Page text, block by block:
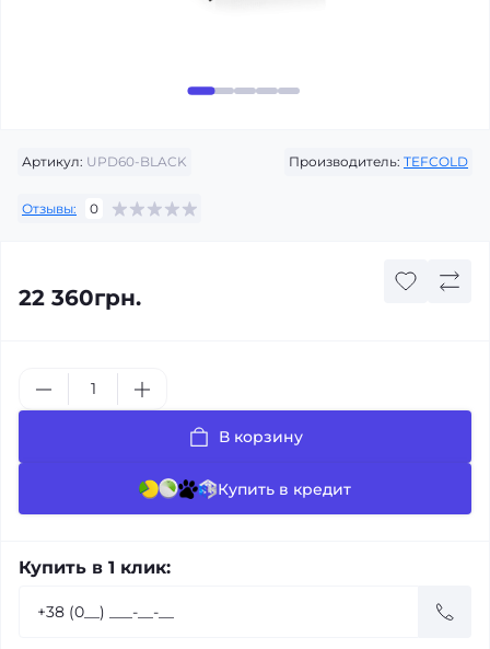
Артикул: UPD60-BLACK Производитель: TEFCOLD
Отзывы: 0
22 360грн.
В корзину
Купить в кредит
Купить в 1 клик: